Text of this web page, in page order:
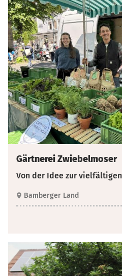
Gärtnerei Zwiebelmoser
Von der Idee zur
Bamberger Land